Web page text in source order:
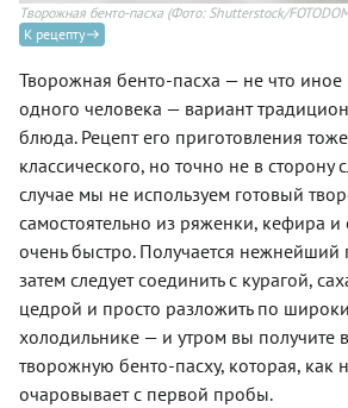
Творожная бенто-пасха (Фото: Shutterstock/
К рецепту
Творожная бенто-пасха — не что
одного человека — вариант
блюда. Рецепт его приготовления
классического, но точно не в сторону
случае мы не используем готовый
самостоятельно из ряженки, кефира
очень быстро. Получается нежнейший
затем следует соединить с курагой,
цедрой и просто разложить по
холодильнике — и утром вы получите
творожную бенто-пасху, которая, как
очаровывает с первой пробы.